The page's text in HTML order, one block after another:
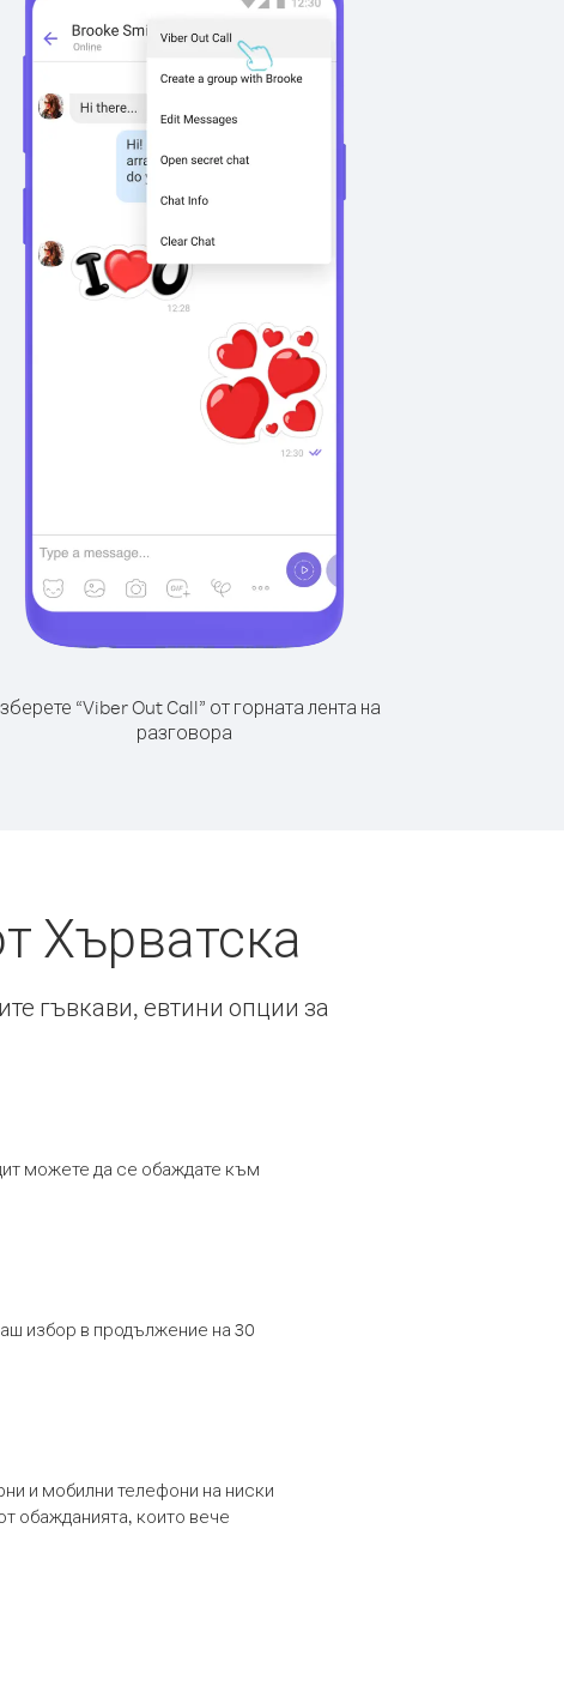
“Viber Out Call” от горната лента на
разговора
Хърватска
гъвкави, евтини опции за
можете да се обаждате към
избор в продължение на 30
и мобилни телефони на ниски
обажданията, които вече